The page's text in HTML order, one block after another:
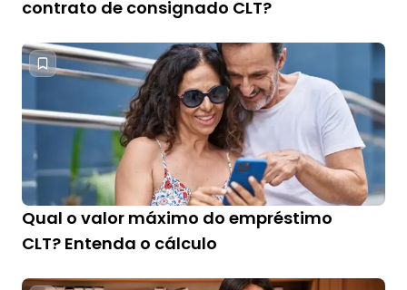
contrato de consignado CLT?
Qual o valor máximo do empréstimo
CLT? Entenda o cálculo